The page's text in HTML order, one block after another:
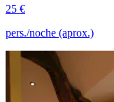
25 €
pers./noche (aprox.)